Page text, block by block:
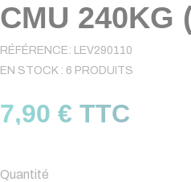
CMU 240KG
RÉFÉRENCE: LEV290110
EN STOCK : 6 PRODUITS
7,90 € TTC
Quantité